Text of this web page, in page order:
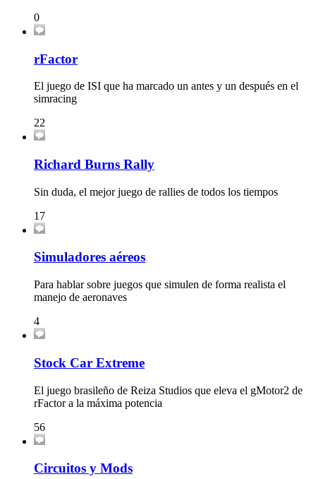
0
rFactor
El juego de ISI que ha marcado un antes y un después en el
simracing
22
Richard Burns Rally
Sin duda, el mejor juego de rallies de todos los tiempos
17
Simuladores aéreos
Para hablar sobre juegos que simulen de forma realista el
manejo de aeronaves
4
Stock Car Extreme
El juego brasileño de Reiza Studios que eleva el gMotor2 de
rFactor a la máxima potencia
56
Circuitos y Mods